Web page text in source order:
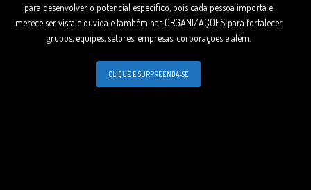
para desenvolver o potencial específico, pois cada pessoa importa e
merece ser vista e ouvida e também nas ORGANIZAÇÕES para fortalecer
grupos, equipes, setores, empresas, corporações e além.
CLIQUE E SURPREENDA-SE